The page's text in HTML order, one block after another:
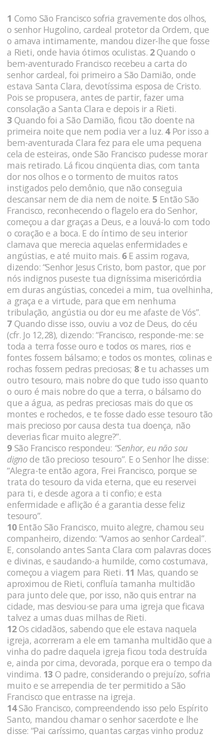
1 Como São Francisco sofria gravemente dos olhos,
o senhor Hugolino, cardeal protetor da Ordem, que
o amava intimamente, mandou dizer-lhe que fosse
a Rieti, onde havia ótimos oculistas. 2Quando o
bem-aventurado Francisco recebeu a carta do
senhor cardeal, foi primeiro a São Damião, onde
estava Santa Clara, devotíssima esposa de Cristo.
Pois se propusera, antes de partir, fazer uma
consolação a Santa Clara e depois ir a Rieti.
3 Quando foi a São Damião, ficou tão doente na
primeira noite que nem podia ver a luz. 4Por isso a
bem-aventurada Clara fez para ele uma pequena
cela de esteiras, onde São Francisco pudesse morar
mais retirado. Lá ficou cinqüenta dias, com tanta
dor nos olhos e o tormento de muitos ratos
instigados pelo demônio, que não conseguia
descansar nem de dia nem de noite. 5 Então São
Francisco, reconhecendo o flagelo era do Senhor,
começou a dar graças a Deus, e a louvá-lo com todo
o coração e a boca. E do íntimo de seu interior
clamava que merecia aquelas enfermidades e
angústias, e até muito mais. 6E assim rogava,
dizendo: “Senhor Jesus Cristo, bom pastor, que por
nós indignos puseste tua digníssima misericórdia
em duras angústias, concedei a mim, tua ovelhinha,
a graça e a virtude, para que em nenhuma
tribulação, angústia ou dor eu me afaste de Vós”.
7 Quando disse isso, ouviu a voz de Deus, do céu
(cfr. Jo 12,28), dizendo: “Francisco, responde-me: se
toda a terra fosse ouro e todos os mares, rios e
fontes fossem bálsamo; e todos os montes, colinas e
rochas fossem pedras preciosas; 8e tu achasses um
outro tesouro, mais nobre do que tudo isso quanto
o ouro é mais nobre do que a terra, o bálsamo do
que a água, as pedras preciosas mais do que os
montes e rochedos, e te fosse dado esse tesouro tão
mais precioso por causa desta tua doença, não
deverias ficar muito alegre?”.
9 São Francisco respondeu: “Senhor, eu não sou
digno de tão precioso tesouro”. E o Senhor lhe disse:
“Alegra-te então agora, Frei Francisco, porque se
trata do tesouro da vida eterna, que eu reservei
para ti, e desde agora a ti confio; e esta
enfermidade e aflição é a garantia desse feliz
tesouro”.
10 Então São Francisco, muito alegre, chamou seu
companheiro, dizendo: “Vamos ao senhor Cardeal”.
E, consolando antes Santa Clara com palavras doces
e divinas, e saudando-a humilde, como costumava,
começou a viagem para Rieti. 11 Mas, quando se
aproximou de Rieti, confluía tamanha multidão
para junto dele que, por isso, não quis entrar na
cidade, mas desviou-se para uma igreja que ficava
talvez a umas duas milhas de Rieti.
12Os cidadãos, sabendo que ele estava naquela
igreja, acorreram a ele em tamanha multidão que a
vinha do padre daquela igreja ficou toda destruída
e, ainda por cima, devorada, porque era o tempo da
vindima. 13 O padre, considerando o prejuízo, sofria
muito e se arrependia de ter permitido a São
Francisco que entrasse na igreja.
14São Francisco, compreendendo isso pelo Espírito
Santo, mandou chamar o senhor sacerdote e lhe
disse: “Pai caríssimo, quantas cargas vinho produz